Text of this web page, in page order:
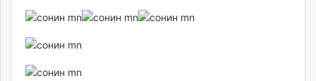
tvmongolia.mn
unegui.mn
assa.mn